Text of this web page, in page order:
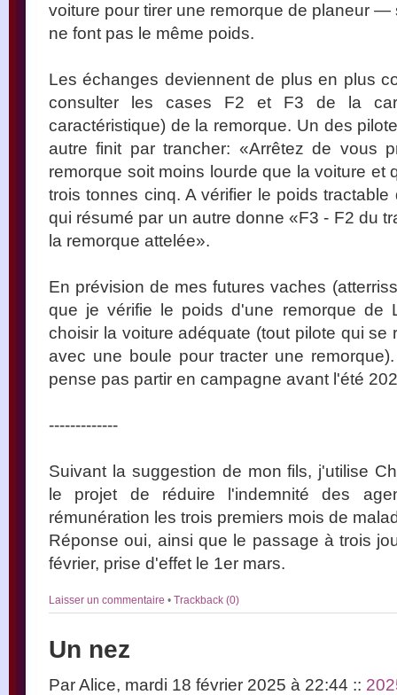
voiture pour tirer une remorque de planeur
ne font pas le même poids.
Les échanges deviennent de plus en plus
consulter les cases F2 et F3 de la
caractéristique) de la remorque. Un des
autre finit par trancher: «Arrêtez de vous
remorque soit moins lourde que la voiture et
trois tonnes cinq. A vérifier le poids
qui résumé par un autre donne «F3 - F2 du
la remorque attelée».
En prévision de mes futures vaches
que je vérifie le poids d'une remorque de
choisir la voiture adéquate (tout pilote qui se
avec une boule pour tracter une
pense pas partir en campagne avant l'été
-------------
Suivant la suggestion de mon fils, j'utilise
le projet de réduire l'indemnité des
rémunération les trois premiers mois de
Réponse oui, ainsi que le passage à trois
février, prise d'effet le 1er mars.
Laisser un commentaire • Trackback (0)
Un nez
Par Alice, mardi 18 février 2025 à 22:44 ::